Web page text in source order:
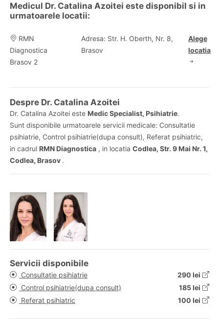
Medicul Dr. Catalina Azoitei este disponibil si in
urmatoarele locatii:
RMN
Diagnostica
Brasov 2
Adresa: Str. H. Oberth, Nr. 8,
Brasov
Alege
locatia
Despre Dr. Catalina Azoitei
Dr. Catalina Azoitei este Medic Specialist, Psihiatrie.
Sunt disponibile urmatoarele servicii medicale: Consultatie
psihiatrie, Control psihiatrie(dupa consult), Referat psihiatric,
in cadrul RMN Diagnostica , in locatia Codlea, Str. 9 Mai Nr. 1,
Codlea, Brasov .
Servicii disponibile
Consultatie psihiatrie
290 lei
Control psihiatrie(dupa consult)
185 lei
Referat psihiatric
100 lei